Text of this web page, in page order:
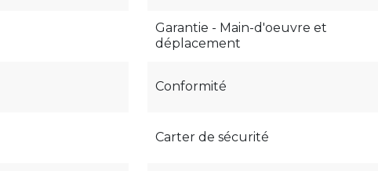
Garantie - Main-d'oeuvre et
déplacement
Conformité
Carter de sécurité